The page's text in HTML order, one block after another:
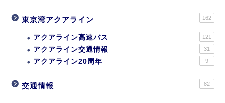
東京湾アクアライン 162
アクアライン高速バス 121
アクアライン交通情報 31
アクアライン20周年 9
交通情報 82